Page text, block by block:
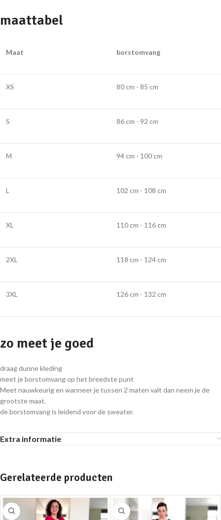
maattabel
Maat borstomvang
XS 80 cm - 85 cm
S 86 cm - 92 cm
M 94 cm - 100 cm
L 102 cm - 108 cm
XL 110 cm - 116 cm
2XL 118 cm - 124 cm
3XL 126 cm - 132 cm
zo meet je goed
draag dunne kleding
meet je borstomvang op het breedste punt
Meet nauwkeurig en wanneer je tussen 2 maten valt dan neem je de
grootste maat.
de borstomvang is leidend voor de sweater.
Extra informatie
Gerelateerde producten